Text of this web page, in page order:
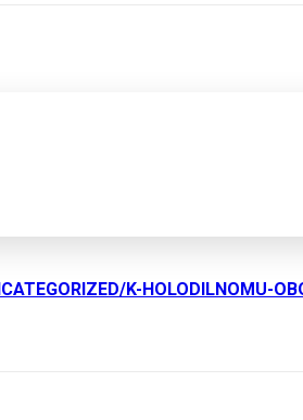
K-HOLODILNOMU-